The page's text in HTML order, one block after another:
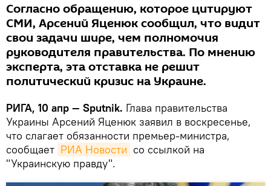
Согласно обращению, которое цитируют
СМИ, Арсений Яценюк сообщил, что видит
свои задачи шире, чем полномочия
руководителя правительства. По мнению
эксперта, эта отставка не решит
политический кризис на Украине.
РИГА, 10 апр — Sputnik. Глава правительства
Украины Арсений Яценюк заявил в воскресенье,
что слагает обязанности премьер-министра,
сообщает РИА Новости со ссылкой на
"Украинскую правду".